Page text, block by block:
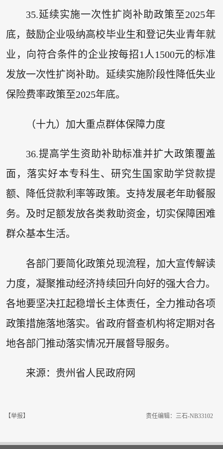
35.延续实施一次性扩岗补助政策至2025年
底，鼓励企业吸纳高校毕业生和登记失业青年就
业，向符合条件的企业按每招1人1500元的标准
发放一次性扩岗补助。延续实施阶段性降低失业
保险费率政策至2025年底。
（十九）加大重点群体保障力度
36.提高学生资助补助标准并扩大政策覆盖
面，落实好本专科生、研究生国家助学贷款提
额、降低贷款利率等政策。支持发展老年助餐服
务。及时足额发放各类救助资金，切实保障困难
群众基本生活。
各部门要简化政策兑现流程，加大宣传解读
力度，凝聚推动经济持续回升向好的强大合力。
各地要坚决扛起稳增长主体责任，全力推动各项
政策措施落地落实。省政府督查机构将定期对各
地各部门推动落实情况开展督导服务。
来源：贵州省人民政府网
【举报】 责任编辑：三石-NB33102